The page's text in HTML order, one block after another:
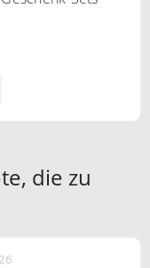
selber
die zu